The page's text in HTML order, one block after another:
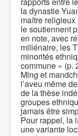
la dynastie
maître
le soutiennent
en note, avec
millénaire, les
minorités
commune » (p.
Ming et
l’aveu même
de la thèse
groupes
jamais être
Pour rappel, la
une variante